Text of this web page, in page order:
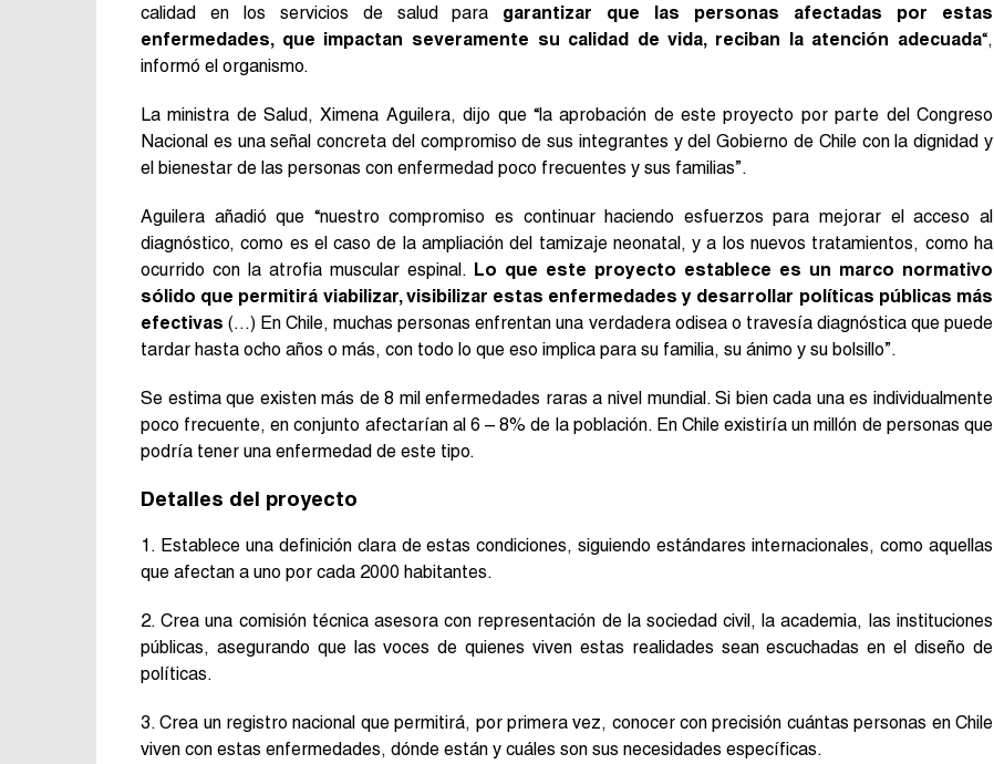
calidad en los servicios de salud para garantizar que las personas afectadas por estas
enfermedades, que impactan severamente su calidad de vida, reciban la atención adecuada“,
informó el organismo.
La ministra de Salud, Ximena Aguilera, dijo que “la aprobación de este proyecto por parte del Congreso
Nacional es una señal concreta del compromiso de sus integrantes y del Gobierno de Chile con la dignidad y
el bienestar de las personas con enfermedad poco frecuentes y sus familias”.
Aguilera añadió que “nuestro compromiso es continuar haciendo esfuerzos para mejorar el acceso al
diagnóstico, como es el caso de la ampliación del tamizaje neonatal, y a los nuevos tratamientos, como ha
ocurrido con la atrofia muscular espinal. Lo que este proyecto establece es un marco normativo
sólido que permitirá viabilizar, visibilizar estas enfermedades y desarrollar políticas públicas más
efectivas (…) En Chile, muchas personas enfrentan una verdadera odisea o travesía diagnóstica que puede
tardar hasta ocho años o más, con todo lo que eso implica para su familia, su ánimo y su bolsillo”.
Se estima que existen más de 8 mil enfermedades raras a nivel mundial. Si bien cada una es individualmente
poco frecuente, en conjunto afectarían al 6 – 8% de la población. En Chile existiría un millón de personas que
podría tener una enfermedad de este tipo.
Detalles del proyecto
1. Establece una definición clara de estas condiciones, siguiendo estándares internacionales, como aquellas
que afectan a uno por cada 2000 habitantes.
2. Crea una comisión técnica asesora con representación de la sociedad civil, la academia, las instituciones
públicas, asegurando que las voces de quienes viven estas realidades sean escuchadas en el diseño de
políticas.
3. Crea un registro nacional que permitirá, por primera vez, conocer con precisión cuántas personas en Chile
viven con estas enfermedades, dónde están y cuáles son sus necesidades específicas.